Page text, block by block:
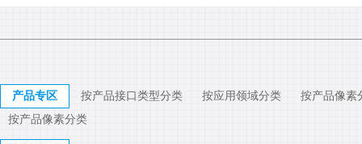
产品专区 按产品接口类型分类 按应用领域分类
按产品像素
按产品像素分类